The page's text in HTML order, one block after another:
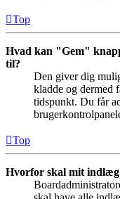
Top
Hvad kan "Gem"
til?
Den giver dig
kladde og dermed
tidspunkt. Du får
Top
Hvorfor skal mit indlæg